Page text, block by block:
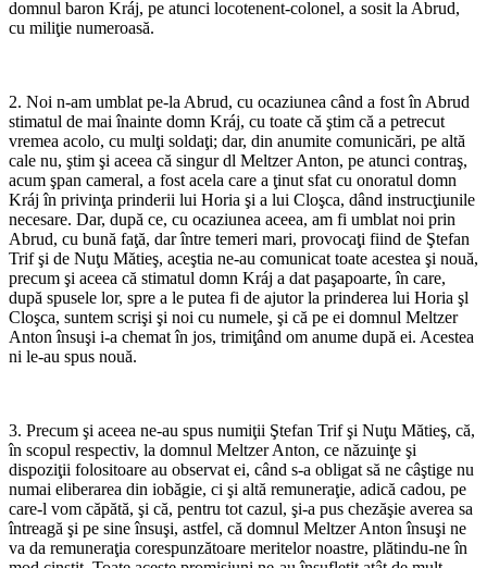
domnul baron Kráj, pe atunci locotenent-colonel, a sosit la Abrud,
cu miliţie numeroasă.
2. Noi n-am umblat pe-la Abrud, cu ocaziunea când a fost în Abrud
stimatul de mai înainte domn Kráj, cu toate că ştim că a petrecut
vremea acolo, cu mulţi soldaţi; dar, din anumite comunicări, pe altă
cale nu, ştim şi aceea că singur dl Meltzer Anton, pe atunci contraş,
acum şpan cameral, a fost acela care a ţinut sfat cu onoratul domn
Kráj în privinţa prin­derii lui Horia şi a lui Cloşca, dând instrucţiunile
necesare. Dar, după ce, cu ocaziunea aceea, am fi umblat noi prin
Abrud, cu bună faţă, dar între temeri mari, provocaţi fiind de Ştefan
Trif şi de Nuţu Mătieş, aceştia ne-au comunicat toate acestea şi nouă,
precum şi aceea că stimatul domn Kráj a dat paşa­poarte, în care,
după spusele lor, spre a le putea fi de ajutor la prinderea lui Horia şl
Cloşca, suntem scrişi şi noi cu nu­mele, şi că pe ei domnul Meltzer
Anton însuşi i-a chemat în jos, trimiţând om anume după ei. Acestea
ni le-au spus nouă.
3. Precum şi aceea ne-au spus numiţii Ştefan Trif şi Nuţu Mătieş, că,
în scopul respectiv, la domnul Meltzer Anton, ce năzuinţe şi
dispoziţii folositoare au observat ei, când s-a obligat să ne câştige nu
numai eliberarea din iobăgie, ci şi altă remuneraţie, adică cadou, pe
care-l vom căpătă, şi că, pentru tot cazul, şi-a pus chezăşie averea sa
întreagă şi pe sine însuşi, astfel, că domnul Meltzer Anton însuşi ne
va da remuneraţia corespunzătoare meritelor noastre, plătindu-ne în